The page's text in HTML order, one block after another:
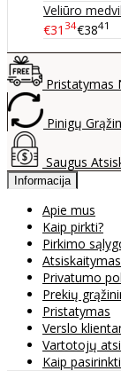
Veliūro
€31 34€3841
Pristatymas
Pinigų
Saugus
Informacija
Apie mus
Kaip pirkti?
Pirkimo
Atsiskaitymas
Privatumo
Prekių
Pristatymas
Verslo
Vartotojų
Kaip